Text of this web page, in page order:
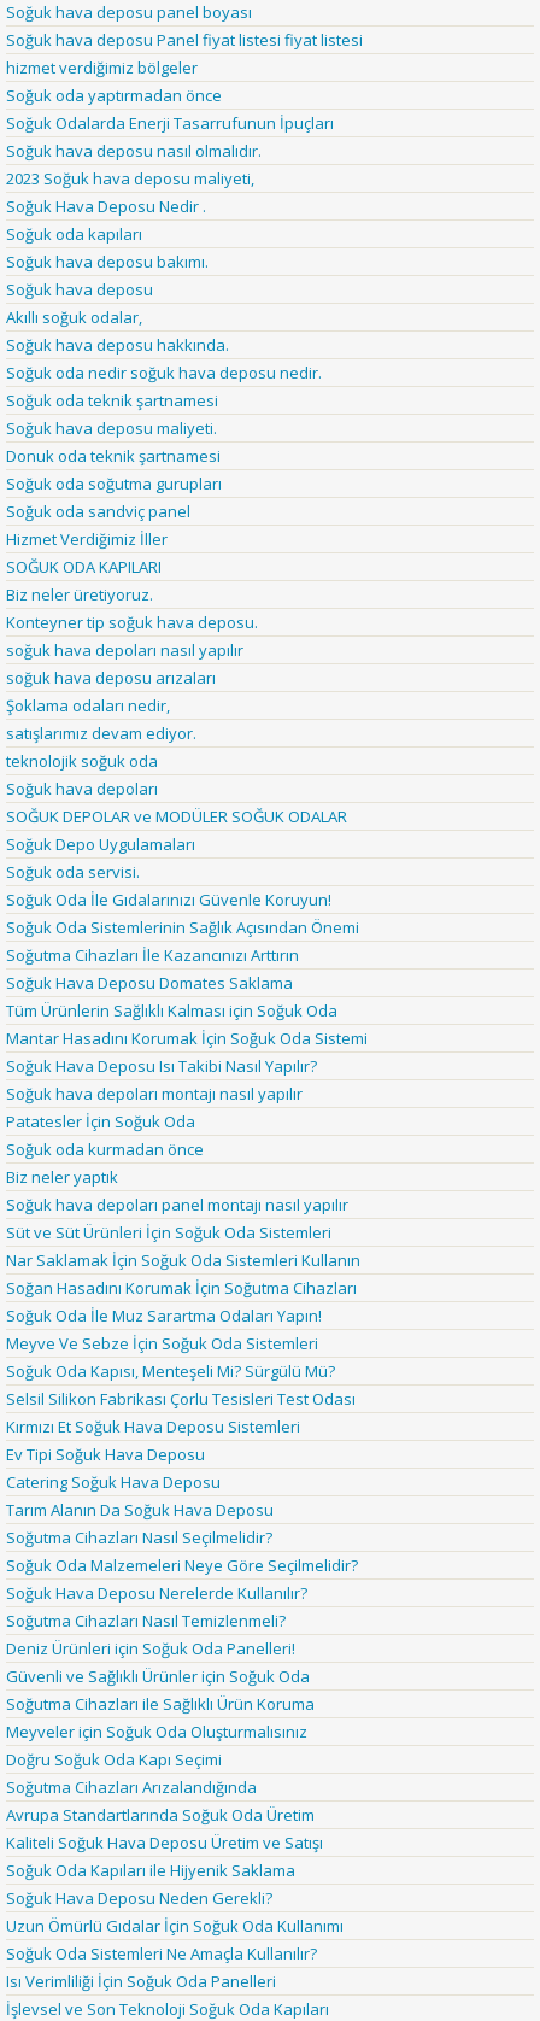
Soğuk hava deposu panel boyası
Soğuk hava deposu Panel fiyat listesi fiyat listesi
hizmet verdiğimiz bölgeler
Soğuk oda yaptırmadan önce
Soğuk Odalarda Enerji Tasarrufunun İpuçları
Soğuk hava deposu nasıl olmalıdır.
2023 Soğuk hava deposu maliyeti,
Soğuk Hava Deposu Nedir .
Soğuk oda kapıları
Soğuk hava deposu bakımı.
Soğuk hava deposu
Akıllı soğuk odalar,
Soğuk hava deposu hakkında.
Soğuk oda nedir soğuk hava deposu nedir.
Soğuk oda teknik şartnamesi
Soğuk hava deposu maliyeti.
Donuk oda teknik şartnamesi
Soğuk oda soğutma gurupları
Soğuk oda sandviç panel
Hizmet Verdiğimiz İller
SOĞUK ODA KAPILARI
Biz neler üretiyoruz.
Konteyner tip soğuk hava deposu.
soğuk hava depoları nasıl yapılır
soğuk hava deposu arızaları
Şoklama odaları nedir,
satışlarımız devam ediyor.
teknolojik soğuk oda
Soğuk hava depoları
SOĞUK DEPOLAR ve MODÜLER SOĞUK ODALAR
Soğuk Depo Uygulamaları
Soğuk oda servisi.
Soğuk Oda İle Gıdalarınızı Güvenle Koruyun!
Soğuk Oda Sistemlerinin Sağlık Açısından Önemi
Soğutma Cihazları İle Kazancınızı Arttırın
Soğuk Hava Deposu Domates Saklama
Tüm Ürünlerin Sağlıklı Kalması için Soğuk Oda
Mantar Hasadını Korumak İçin Soğuk Oda Sistemi
Soğuk Hava Deposu Isı Takibi Nasıl Yapılır?
Soğuk hava depoları montajı nasıl yapılır
Patatesler İçin Soğuk Oda
Soğuk oda kurmadan önce
Biz neler yaptık
Soğuk hava depoları panel montajı nasıl yapılır
Süt ve Süt Ürünleri İçin Soğuk Oda Sistemleri
Nar Saklamak İçin Soğuk Oda Sistemleri Kullanın
Soğan Hasadını Korumak İçin Soğutma Cihazları
Soğuk Oda İle Muz Sarartma Odaları Yapın!
Meyve Ve Sebze İçin Soğuk Oda Sistemleri
Soğuk Oda Kapısı, Menteşeli Mi? Sürgülü Mü?
Selsil Silikon Fabrikası Çorlu Tesisleri Test Odası
Kırmızı Et Soğuk Hava Deposu Sistemleri
Ev Tipi Soğuk Hava Deposu
Catering Soğuk Hava Deposu
Tarım Alanın Da Soğuk Hava Deposu
Soğutma Cihazları Nasıl Seçilmelidir?
Soğuk Oda Malzemeleri Neye Göre Seçilmelidir?
Soğuk Hava Deposu Nerelerde Kullanılır?
Soğutma Cihazları Nasıl Temizlenmeli?
Deniz Ürünleri için Soğuk Oda Panelleri!
Güvenli ve Sağlıklı Ürünler için Soğuk Oda
Soğutma Cihazları ile Sağlıklı Ürün Koruma
Meyveler için Soğuk Oda Oluşturmalısınız
Doğru Soğuk Oda Kapı Seçimi
Soğutma Cihazları Arızalandığında
Avrupa Standartlarında Soğuk Oda Üretim
Kaliteli Soğuk Hava Deposu Üretim ve Satışı
Soğuk Oda Kapıları ile Hijyenik Saklama
Soğuk Hava Deposu Neden Gerekli?
Uzun Ömürlü Gıdalar İçin Soğuk Oda Kullanımı
Soğuk Oda Sistemleri Ne Amaçla Kullanılır?
Isı Verimliliği İçin Soğuk Oda Panelleri
İşlevsel ve Son Teknoloji Soğuk Oda Kapıları